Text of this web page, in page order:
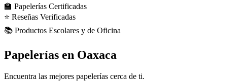
🏫 Papelerías Certificadas
⭐ Reseñas Verificadas
📚 Productos Escolares y de Oficina
Papelerías en Oaxaca
Encuentra las mejores papelerías cerca de ti.